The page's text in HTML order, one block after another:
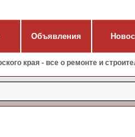
Объявления
края - все о ремонте и